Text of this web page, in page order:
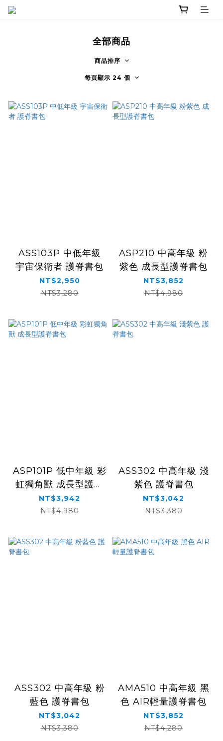
全部商品
商品排序
每頁顯示 24 個
ASS103P 中低年級
宇宙保衛者 護脊書包
NT$2,950
NT$3,280
ASP210 中高年級 粉
紫色 成長型護脊書包
NT$3,852
NT$4,980
ASP101P 低中年級 彩
虹獨角獸 成長型護脊
書包
NT$3,942
NT$4,980
ASS302 中高年級 淺
紫色 護脊書包
NT$3,042
NT$3,380
ASS302 中高年級 粉
藍色 護脊書包
NT$3,042
NT$3,380
AMA510 中高年級 黑
色 AIR輕量護脊書包
NT$3,852
NT$4,280